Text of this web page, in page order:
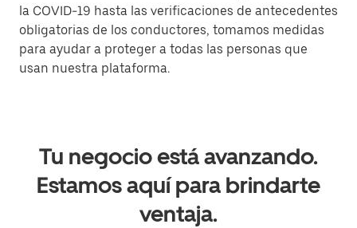
la COVID-19 hasta las verificaciones de antecedentes
obligatorias de los conductores, tomamos medidas
para ayudar a proteger a todas las personas que
usan nuestra plataforma.
Tu negocio está avanzando.
Estamos aquí para brindarte
ventaja.